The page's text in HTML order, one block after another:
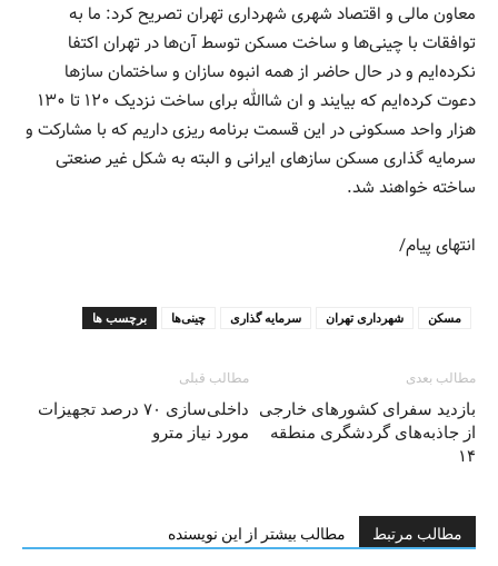
معاون مالی و اقتصاد شهری شهرداری تهران تصریح کرد: ما به
توافقات با چینی‌ها و ساخت مسکن توسط آن‌ها در تهران اکتفا
نکرده‌ایم و در حال حاضر از همه انبوه سازان و ساختمان‌ سازها
دعوت کرده‌ایم که بیایند و ان شاالله برای ساخت نزدیک ۱۲۰ تا ۱۳۰
هزار واحد مسکونی‌ در این قسمت برنامه ریزی داریم که با مشارکت و
سرمایه گذاری مسکن سازهای ایرانی و البته به شکل غیر صنعتی
ساخته خواهند شد.
انتهای پیام/
برچسب ها چینی‌ها سرمایه گذاری شهرداری تهران مسکن
مطالب قبلی
داخلی‌سازی ۷۰ درصد تجهیزات
مورد نیاز مترو
مطالب بعدی
بازدید سفرای کشورهای خارجی
از جاذبه‌های گردشگری منطقه
۱۴
مطالب مرتبط مطالب بیشتر از این نویسنده